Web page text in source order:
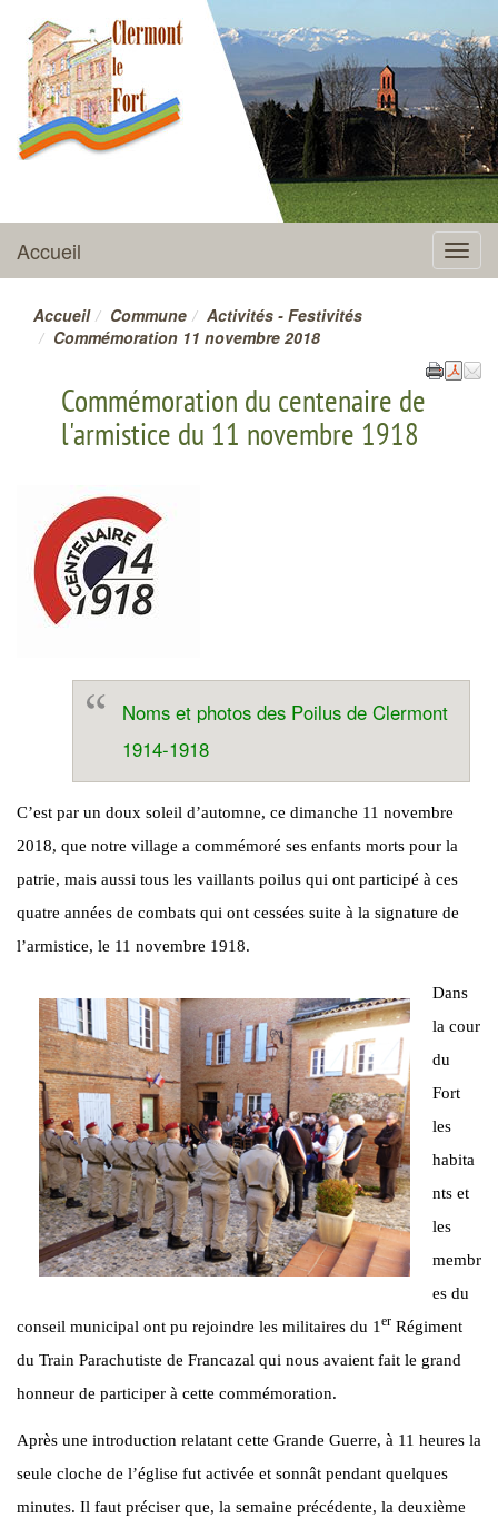
CLERMONT-LE-FORT
Menu
Accueil
Accueil Commune
Activités - Festivités
Commémoration 11 novembre 2018
Commémoration du centenaire de
l'armistice du 11 novembre 1918
Noms et photos des Poilus de Clermont
1914-1918
C’est par un doux soleil d’automne, ce dimanche 11 novembre
2018, que notre village a commémoré ses enfants morts pour la
patrie, mais aussi tous les vaillants poilus qui ont participé à ces
quatre années de combats qui ont cessées suite à la signature de
l’armistice, le 11 novembre 1918.
Dans
la cour
du
Fort
les
habita
nts et
les
membr
es du
conseil municipal ont pu rejoindre les militaires du 1 er Régiment
du Train Parachutiste de Francazal qui nous avaient fait le grand
honneur de participer à cette commémoration.
Après une introduction relatant cette Grande Guerre, à 11 heures la
seule cloche de l’église fut activée et sonnât pendant quelques
minutes. Il faut préciser que, la semaine précédente, la deuxième